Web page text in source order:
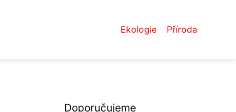
Ekologie Příroda
Doporučujeme